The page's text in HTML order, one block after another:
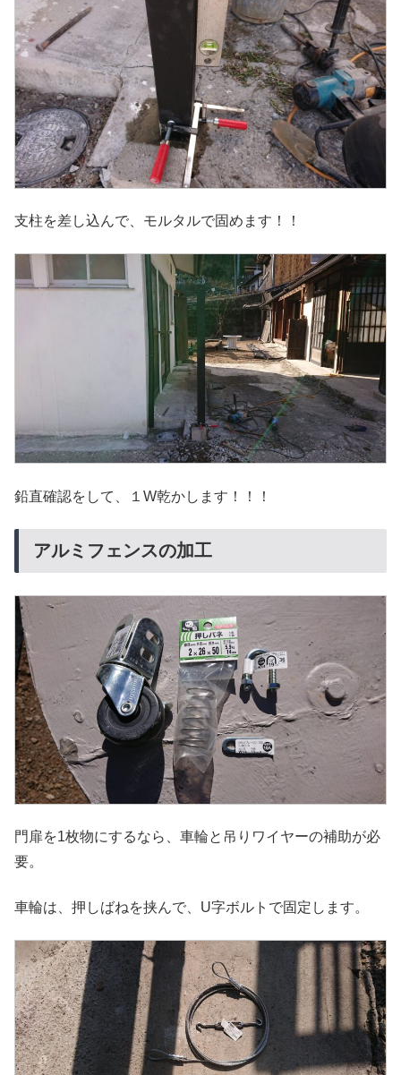
支柱を差し込んで、モルタルで固めます！！
鉛直確認をして、１W乾かします！！！
アルミフェンスの加工
門扉を1枚物にするなら、車輪と吊りワイヤーの補助が必
要。
車輪は、押しばねを挟んで、U字ボルトで固定します。